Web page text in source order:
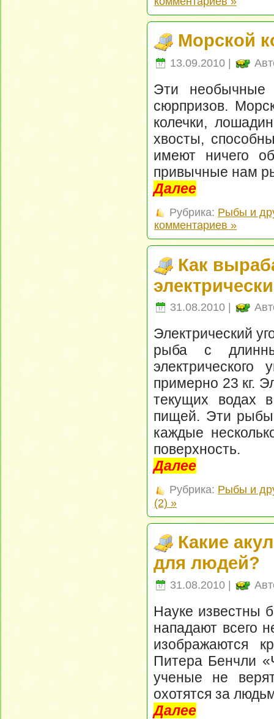
Морской
13.09.2010 |
Эти необычные
сюрпризов.
колечки,
хвосты,
имеют ничего
привычные нам
Далее
Рубрика: Рыбы и
комментариев »
Как
31.08.2010 |
Электрический
рыба с
примерно 23 кг.
текущих водах
пищей. Эти рыбы
каждые
поверхность.
Далее
Рубрика: Рыбы и
(2) »
Какие
для людей?
31.08.2010 |
Науке известны
нападают всего
изображаются
Питера Бенчли
ученые не
охотятся за
Далее